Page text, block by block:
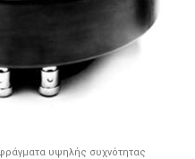
υψηλής συχνότητας